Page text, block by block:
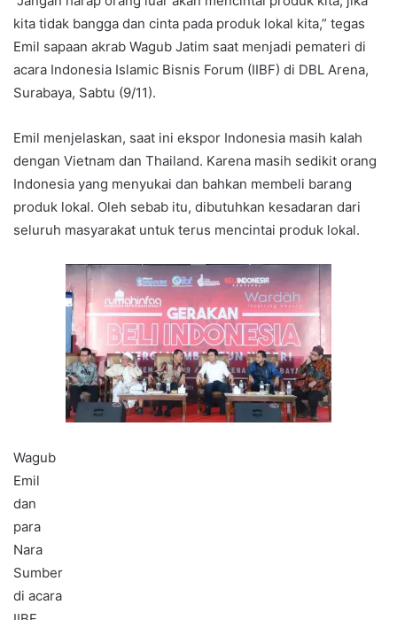
kita tidak bangga dan cinta pada produk lokal kita,” tegas
Emil sapaan akrab Wagub Jatim saat menjadi pemateri di
acara Indonesia Islamic Bisnis Forum (IIBF) di DBL Arena,
Surabaya, Sabtu (9/11).
Emil menjelaskan, saat ini ekspor Indonesia masih kalah
dengan Vietnam dan Thailand. Karena masih sedikit orang
Indonesia yang menyukai dan bahkan membeli barang
produk lokal. Oleh sebab itu, dibutuhkan kesadaran dari
seluruh masyarakat untuk terus mencintai produk lokal.
Wagub
Emil
dan
para
Nara
Sumber
di acara